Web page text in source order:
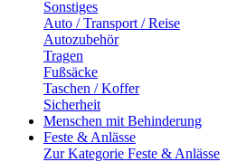
Sonstiges
Auto / Transport / Reise
Autozubehör
Tragen
Fußsäcke
Taschen / Koffer
Sicherheit
Menschen mit Behinderung
Feste & Anlässe
Zur Kategorie Feste & Anlässe